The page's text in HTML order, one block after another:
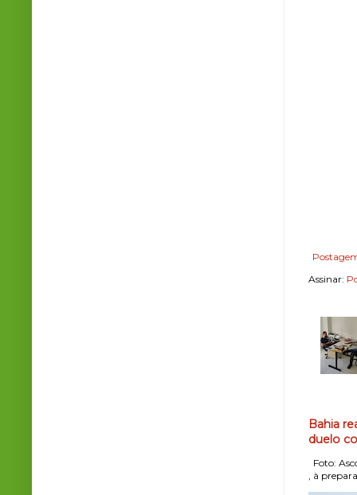
Assinar:
Bahia
duelo
Foto:
, à